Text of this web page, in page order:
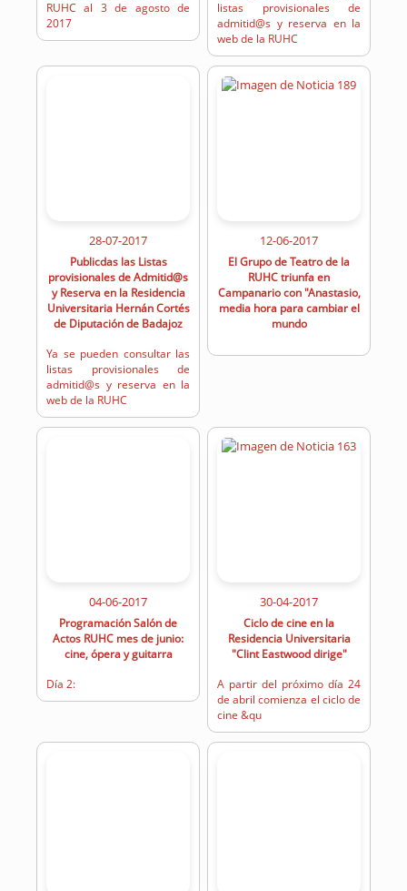
RUHC al 3 de agosto de
2017
listas provisionales de
admitid@s y reserva en la
web de la RUHC
28-07-2017
Publicdas las Listas
provisionales de Admitid@s
y Reserva en la Residencia
Universitaria Hernán Cortés
de Diputación de Badajoz
Ya se pueden consultar las
listas provisionales de
admitid@s y reserva en la
web de la RUHC
12-06-2017
El Grupo de Teatro de la
RUHC triunfa en
Campanario con "Anastasio,
media hora para cambiar el
mundo
04-06-2017
Programación Salón de
Actos RUHC mes de junio:
cine, ópera y guitarra
Día 2:
30-04-2017
Ciclo de cine en la
Residencia Universitaria
"Clint Eastwood dirige"
A partir del próximo día 24
de abril comienza el ciclo de
cine &qu